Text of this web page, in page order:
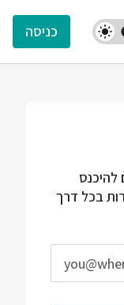
כניסה
להיכנס
בכל דרך